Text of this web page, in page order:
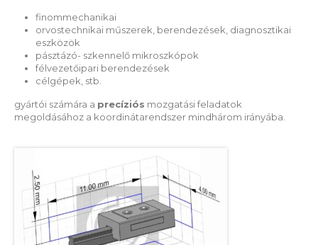
finommechanikai
orvostechnikai műszerek, berendezések, diagnosztikai
eszközök
pásztázó- szkennelő mikroszkópok
félvezetőipari berendezések
célgépek, stb.
gyártói számára a precíziós mozgatási feladatok
megoldásához a koordinátarendszer mindhárom irányába.